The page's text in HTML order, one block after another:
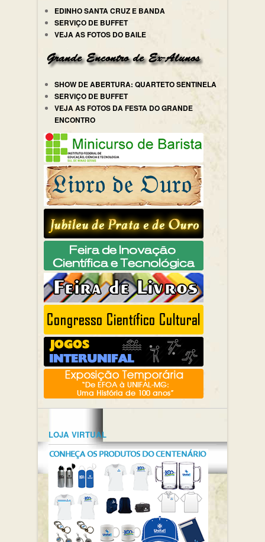
EDINHO SANTA CRUZ E BANDA
SERVIÇO DE BUFFET
VEJA AS FOTOS DO BAILE
SHOW DE ABERTURA: QUARTETO SENTINELA
SERVIÇO DE BUFFET
VEJA AS FOTOS DA FESTA DO GRANDE
ENCONTRO
LOJA VIRTUAL